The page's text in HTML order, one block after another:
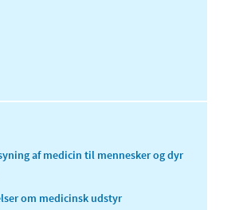
af medicin til mennesker og dyr
om medicinsk udstyr